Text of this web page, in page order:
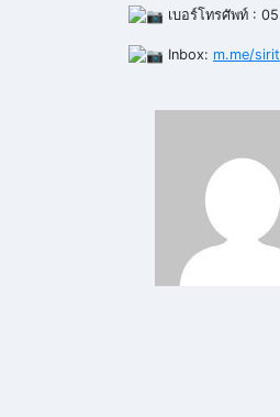
เบอร์โทรศัพท์ :
Inbox: m.me/